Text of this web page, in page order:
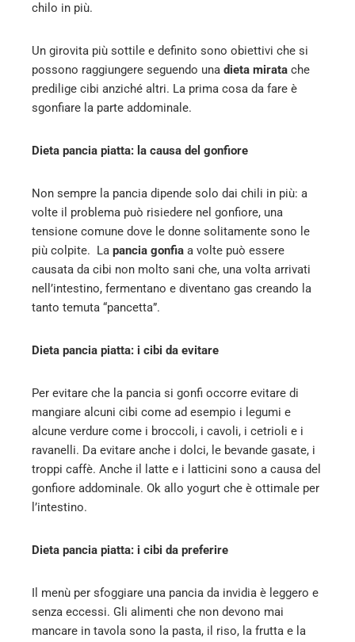
chilo in più.
Un girovita più sottile e definito sono obiettivi che si
possono raggiungere seguendo una dieta mirata che
predilige cibi anziché altri. La prima cosa da fare è
sgonfiare la parte addominale.
Dieta pancia piatta: la causa del gonfiore
Non sempre la pancia dipende solo dai chili in più: a
volte il problema può risiedere nel gonfiore, una
tensione comune dove le donne solitamente sono le
più colpite. La pancia gonfia a volte può essere
causata da cibi non molto sani che, una volta arrivati
nell’intestino, fermentano e diventano gas creando la
tanto temuta “pancetta”.
Dieta pancia piatta: i cibi da evitare
Per evitare che la pancia si gonfi occorre evitare di
mangiare alcuni cibi come ad esempio i legumi e
alcune verdure come i broccoli, i cavoli, i cetrioli e i
ravanelli. Da evitare anche i dolci, le bevande gasate, i
troppi caffè. Anche il latte e i latticini sono a causa del
gonfiore addominale. Ok allo yogurt che è ottimale per
l’intestino.
Dieta pancia piatta: i cibi da preferire
Il menù per sfoggiare una pancia da invidia è leggero e
senza eccessi. Gli alimenti che non devono mai
mancare in tavola sono la pasta, il riso, la frutta e la